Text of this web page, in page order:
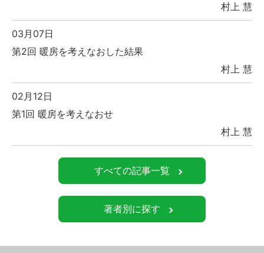
村上 慧
03月07日
第2回 暖房を考えなおした結果
村上 慧
02月12日
第1回 暖房を考えなおせ
村上 慧
すべての記事一覧
著者別に探す